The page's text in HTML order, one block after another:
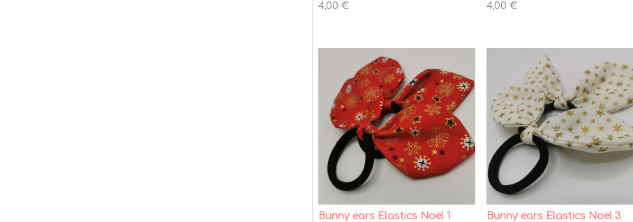
4,00 €
4,00 €
Bunny ears Elastics Noël 1
Bunny ears Elastics Noël 3